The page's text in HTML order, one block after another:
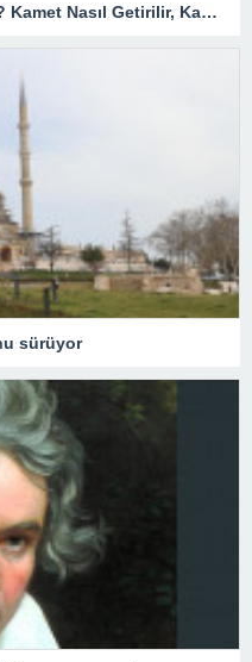
Kamet Nedir, Ne Zaman Getirilir? Kamet Nasıl Getirilir, Kamet Getirmek Farz Mıdır?
sürüyor